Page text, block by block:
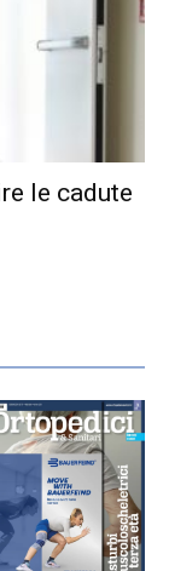
le cadute